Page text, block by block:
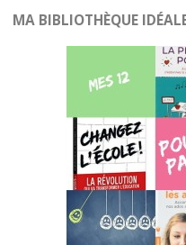
MA BIBLIOTHÈQUE